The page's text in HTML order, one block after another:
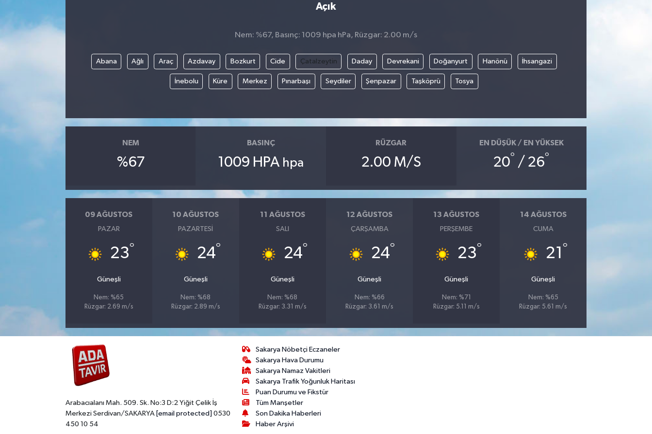
Açık
Nem: %67, Basınç: 1009 hpa hPa, Rüzgar: 2.00 m/s
Abana Ağlı Araç Azdavay Bozkurt Cide Çatalzeytin Daday Devrekani Doğanyurt Hanönü İhsangazi
İnebolu Küre Merkez Pınarbaşı Seydiler Şenpazar Taşköprü Tosya
NEM
%67
BASINÇ
1009 HPA hpa
RÜZGAR
2.00 M/S
EN DÜŞÜK / EN YÜKSEK
20° / 26°
09 AĞUSTOS
PAZAR
23°
Güneşli
Nem: %65
Rüzgar: 2.69 m/s
10 AĞUSTOS
PAZARTESI
24°
Güneşli
Nem: %68
Rüzgar: 2.89 m/s
11 AĞUSTOS
SALI
24°
Güneşli
Nem: %68
Rüzgar: 3.31 m/s
12 AĞUSTOS
ÇARŞAMBA
24°
Güneşli
Nem: %66
Rüzgar: 3.61 m/s
13 AĞUSTOS
PERŞEMBE
23°
Güneşli
Nem: %71
Rüzgar: 5.11 m/s
14 AĞUSTOS
CUMA
21 °
Güneşli
Nem: %65
Rüzgar: 5.61 m/s
Arabacıalanı Mah. 509. Sk. No:3 D:2 Yiğit Çelik İş
Merkezi Serdivan/SAKARYA [email protected] 0530
450 10 54
Sakarya Nöbetçi Eczaneler
Sakarya Hava Durumu
Sakarya Namaz Vakitleri
Sakarya Trafik Yoğunluk Haritası
Puan Durumu ve Fikstür
Tüm Manşetler
Son Dakika Haberleri
Haber Arşivi